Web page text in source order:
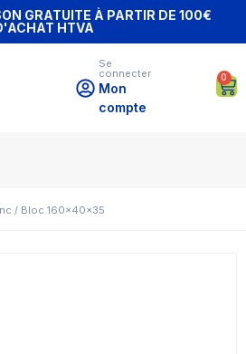
GRATUITE À PARTIR DE 100€
HTVA
Se
connecter
Mon
compte
0
/ Bloc 160x40x35